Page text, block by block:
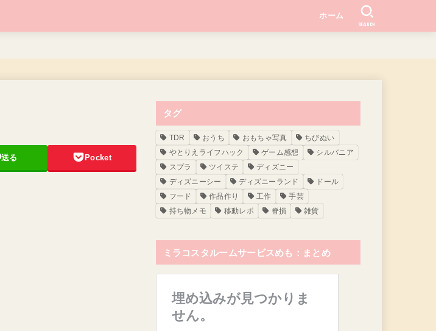
ホーム
SEARCH
送る Pocket
タグ
TDR おうち おもちゃ写真
ちびぬい
やとりえライフハック
ゲーム感想
シルバニア
スプラ
ツイステ
ディズニー
ディズニーシー
ディズニーランド
ドール
フード
作品作り 工作
手芸
持ち物メモ
移動レポ 脊損 雑貨
ミラコスタルームサービスめも：まとめ